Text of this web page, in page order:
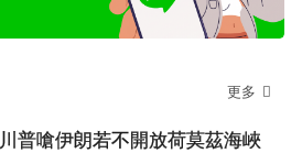
更多
川普嗆伊朗若不開放荷莫茲海峽